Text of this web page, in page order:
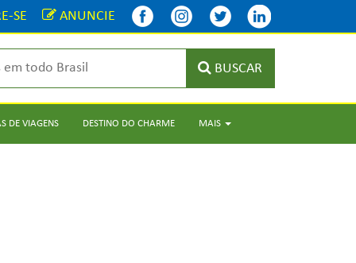
SE ANUNCIE
BUSCAR
DE VIAGENS DESTINO DO CHARME MAIS